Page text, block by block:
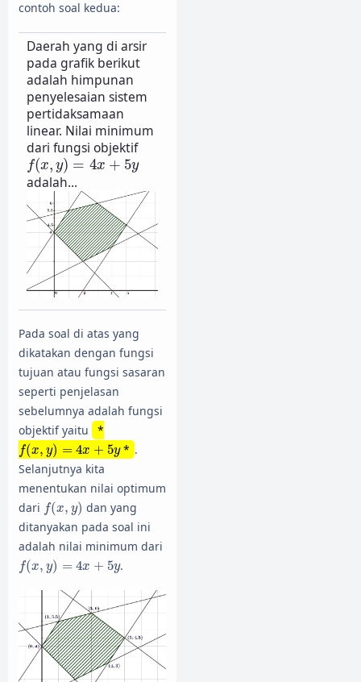
contoh soal kedua:
Daerah yang di arsir
pada grafik berikut
adalah himpunan
penyelesaian sistem
pertidaksamaan
linear. Nilai minimum
dari fungsi objektif
f(x, y) = 4x + 5y
f(x,y)=4x+5y
adalah...
Pada soal di atas yang
dikatakan dengan fungsi
tujuan atau fungsi sasaran
seperti penjelasan
sebelumnya adalah fungsi
objektif yaitu
*
f(x, y) = 4x + 5y
f(x,y)=4x+5y * .
Selanjutnya kita
menentukan nilai optimum
dari f(x, y)
f(x, )
dan yang
ditanyakan pada soal ini
adalah nilai minimum dari
f(x, y) = 4x + 5y
f(x, )= +5 .